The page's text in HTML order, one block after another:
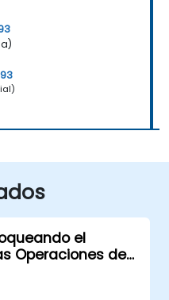
el
Operaciones de